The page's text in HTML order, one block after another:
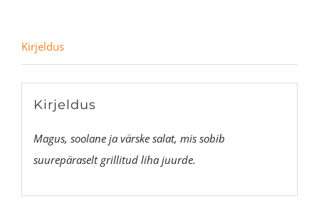
kogus
Kirjeldus
Kirjeldus
Magus, soolane ja värske salat, mis sobib
suurepäraselt grillitud liha juurde.